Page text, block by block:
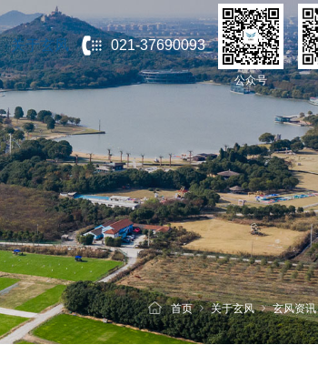
关于玄风 021-37690093
公众号
首页 关于玄风 玄风资讯